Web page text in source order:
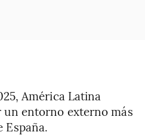
América Latina
un entorno externo más
España.